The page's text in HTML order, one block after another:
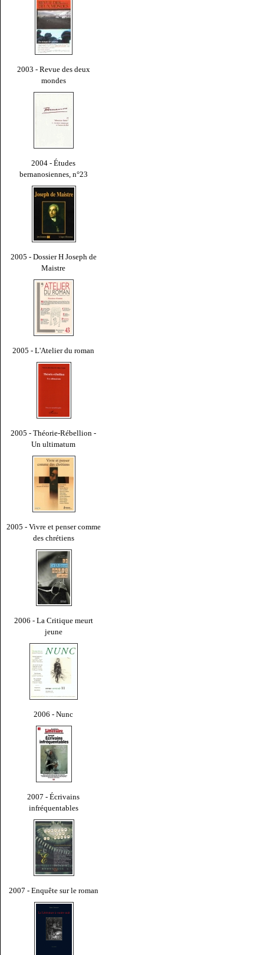
2003 - Revue des deux
mondes
2004 - Études
bernanosiennes, n°23
2005 - Dossier H Joseph de
Maistre
2005 - L'Atelier du roman
2005 - Théorie-Rébellion -
Un ultimatum
2005 - Vivre et penser comme
des chrétiens
2006 - La Critique meurt
jeune
2006 - Nunc
2007 - Écrivains
infréquentables
2007 - Enquête sur le roman